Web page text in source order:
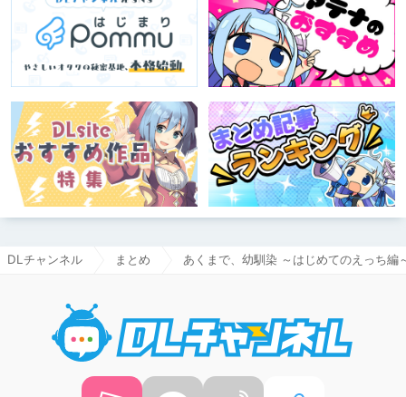
DLチャンネル まとめ あくまで、幼馴染 ～はじめてのえっち編